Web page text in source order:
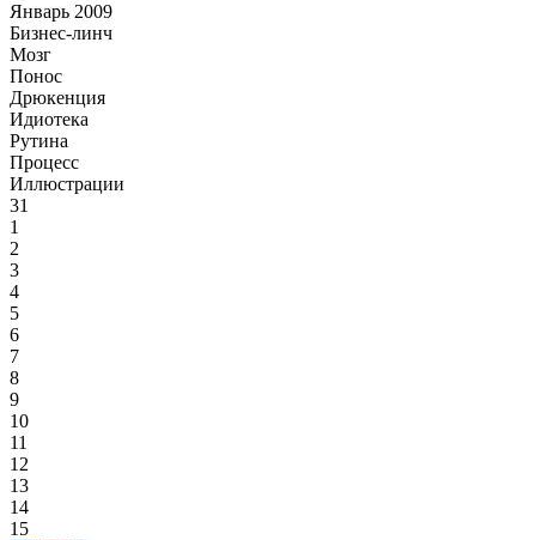
Январь 2009
Бизнес-линч
Мозг
Понос
Дрюкенция
Идиотека
Рутина
Процесс
Иллюстрации
31
1
2
3
4
5
6
7
8
9
10
11
12
13
14
15